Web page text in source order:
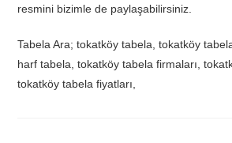
resmini bizimle de paylaşabilirsiniz.
Tabela Ara; tokatköy tabela, tokatköy
harf tabela, tokatköy tabela firmaları,
tokatköy tabela fiyatları,